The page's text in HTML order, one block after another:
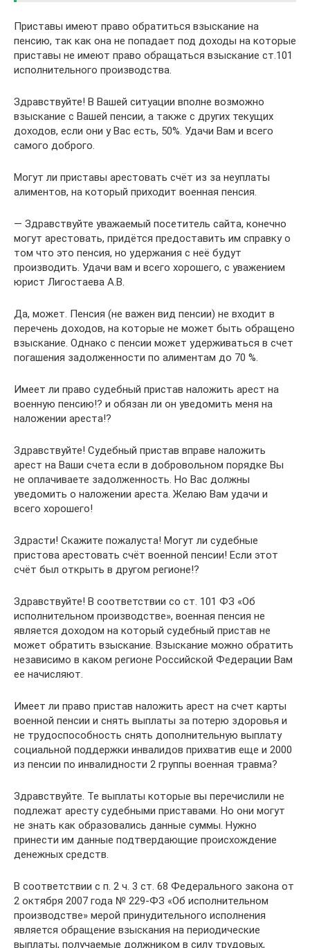
Приставы имеют право обратиться взыскание на
пенсию, так как она не попадает под доходы на которые
приставы не имеют право обращаться взыскание ст.101
исполнительного производства.
Здравствуйте! В Вашей ситуации вполне возможно
взыскание с Вашей пенсии, а также с других текущих
доходов, если они у Вас есть, 50%. Удачи Вам и всего
самого доброго.
Могут ли приставы арестовать счёт из за неуплаты
алиментов, на который приходит военная пенсия.
— Здравствуйте уважаемый посетитель сайта, конечно
могут арестовать, придётся предоставить им справку о
том что это пенсия, но удержания с неё будут
производить. Удачи вам и всего хорошего, с уважением
юрист Лигостаева А.В.
Да, может. Пенсия (не важен вид пенсии) не входит в
перечень доходов, на которые не может быть обращено
взыскание. Однако с пенсии может удерживаться в счет
погашения задолженности по алиментам до 70 %.
Имеет ли право судебный пристав наложить арест на
военную пенсию!? и обязан ли он уведомить меня на
наложении ареста!?
Здравствуйте! Судебный пристав вправе наложить
арест на Ваши счета если в добровольном порядке Вы
не оплачиваете задолженность. Но Вас должны
уведомить о наложении ареста. Желаю Вам удачи и
всего хорошего!
Здрасти! Скажите пожалуста! Могут ли судебные
пристова арестовать счёт военной пенсии! Если этот
счёт был открыть в другом регионе!?
Здравствуйте! В соответствии со ст. 101 ФЗ «Об
исполнительном производстве», военная пенсия не
является доходом на который судебный пристав не
может обратить взыскание. Взыскание можно обратить
независимо в каком регионе Российской Федерации Вам
ее начисляют.
Имеет ли право пристав наложить арест на счет карты
военной пенсии и снять выплаты за потерю здоровья и
не трудоспособность снять дополнительную выплату
социальной поддержки инвалидов прихватив еще и 2000
из пенсии по инвалидности 2 группы военная травма?
Здравствуйте. Те выплаты которые вы перечислили не
подлежат аресту судебными приставами. Но они могут
не знать как образовались данные суммы. Нужно
принести им данные подтвердающие происхождение
денежных средств.
В соответствии с п. 2 ч. 3 ст. 68 Федерального закона от
2 октября 2007 года № 229-ФЗ «Об исполнительном
производстве» мерой принудительного исполнения
является обращение взыскания на периодические
выплаты, получаемые должником в силу трудовых,